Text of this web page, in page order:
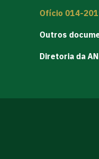
Ofício 014-
Outros
Diretoria da